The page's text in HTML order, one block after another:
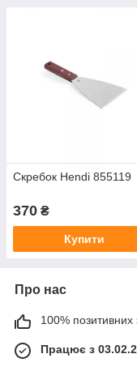
Скребок Hendi 855119
370 ₴
Купити
Про нас
100% позитивних
Працює з